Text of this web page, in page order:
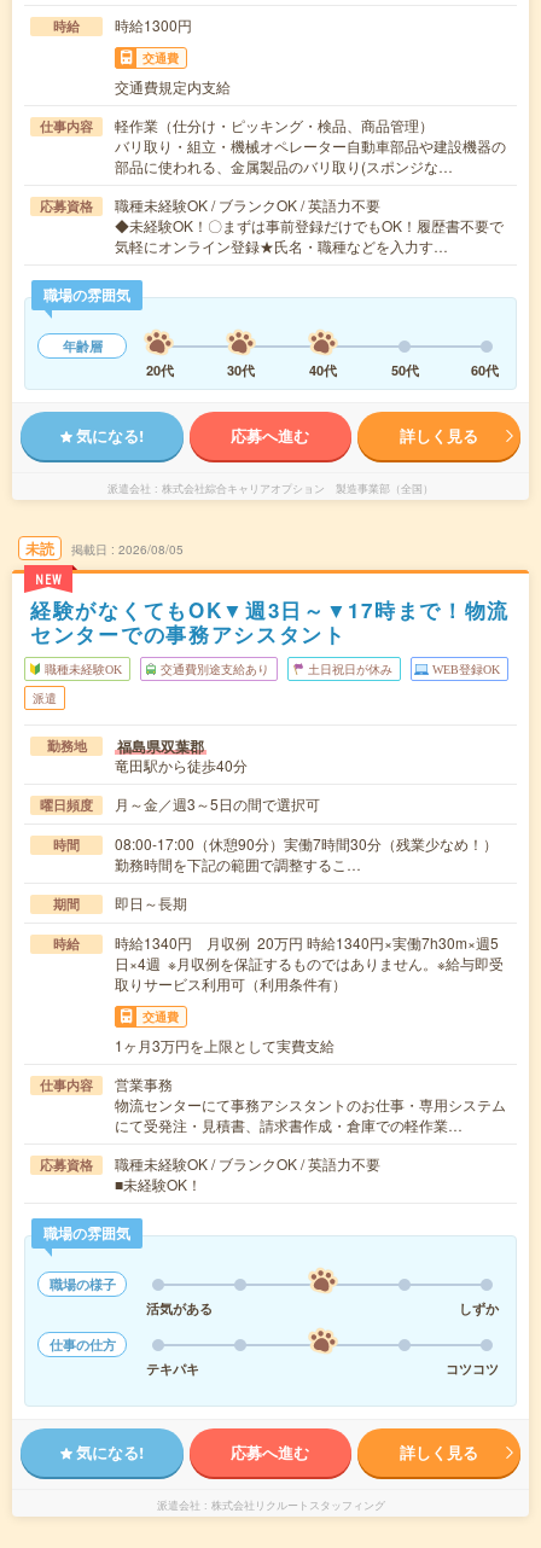
時給 時給1300円
交通費
交通費規定内支給
仕事内容
軽作業（仕分け・ピッキング・検品、商品管理）
バリ取り・組立・機械オペレーター自動車部品や建設機器の
部品に使われる、金属製品のバリ取り(スポンジな…
応募資格
職種未経験OK / ブランクOK / 英語力不要
◆未経験OK！〇まずは事前登録だけでもOK！履歴書不要で
気軽にオンライン登録★氏名・職種などを入力す…
職場の雰囲気
年齢層
20代
30代 40代 50代 60代
気になる! 応募へ進む 詳しく見る
派遣会社 株式会社綜合キャリアオプション 製造事業部（全国）
未読
NEW
掲載日 2026/08/05
経験がなくてもOK▼週3日～▼17時まで！物流
センターでの事務アシスタント
職種未経験OK 交通費別途支給あり 土日祝日が休み WEB登録OK
派遣
勤務地 福島県双葉郡
竜田駅から徒歩40分
曜日頻度 月～金／週3～5日の間で選択可
時間
08:00-17:00（休憩90分）実働7時間30分（残業少なめ！）
勤務時間を下記の範囲で調整するこ…
期間 即日～長期
時給
時給1340円 月収例 20万円 時給1340円×実働7h30m×週5
日×4週 ※月収例を保証するものではありません。※給与即受
取りサービス利用可（利用条件有）
交通費
1ヶ月3万円を上限として実費支給
仕事内容
営業事務
物流センターにて事務アシスタントのお仕事・専用システム
にて受発注・見積書、請求書作成・倉庫での軽作業…
応募資格
職種未経験OK / ブランクOK / 英語力不要
■未経験OK！
職場の雰囲気
職場の様子
活気がある
しずか
仕事の仕方
テキパキ
コツコツ
気になる! 応募へ進む 詳しく見る
派遣会社 株式会社リクルートスタッフィング